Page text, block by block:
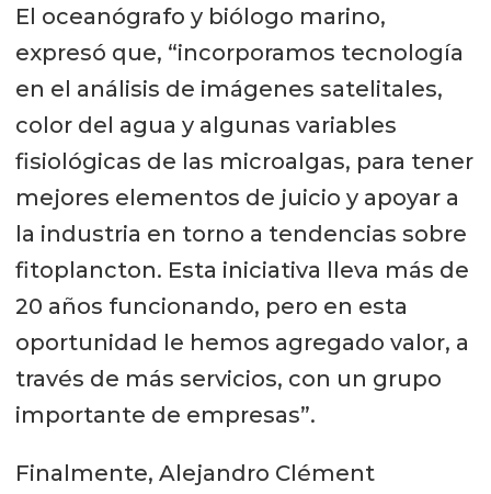
El oceanógrafo y biólogo marino,
expresó que, “incorporamos tecnología
en el análisis de imágenes satelitales,
color del agua y algunas variables
fisiológicas de las microalgas, para tener
mejores elementos de juicio y apoyar a
la industria en torno a tendencias sobre
fitoplancton. Esta iniciativa lleva más de
20 años funcionando, pero en esta
oportunidad le hemos agregado valor, a
través de más servicios, con un grupo
importante de empresas”.
Finalmente, Alejandro Clément